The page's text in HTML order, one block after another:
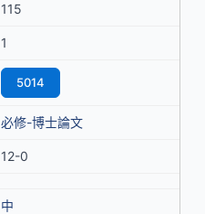
115
1
5014
必修-博士論文
12-0
中